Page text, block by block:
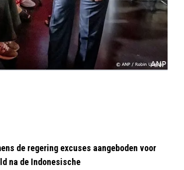
de regering excuses aangeboden voor
na de Indonesische